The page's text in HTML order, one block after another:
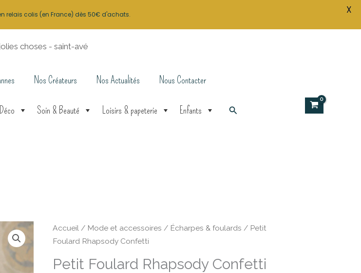
Nos Créateurs Nos Actualités Nous Contacter
Soin & Beauté Loisirs & papeterie Enfants Rechercher
Accueil/ Mode et accessoires / Écharpes & foulards / Petit
Foulard Rhapsody Confetti
Petit Foulard Rhapsody Confetti
relais colis (en France) dès 50€ d'achats. X